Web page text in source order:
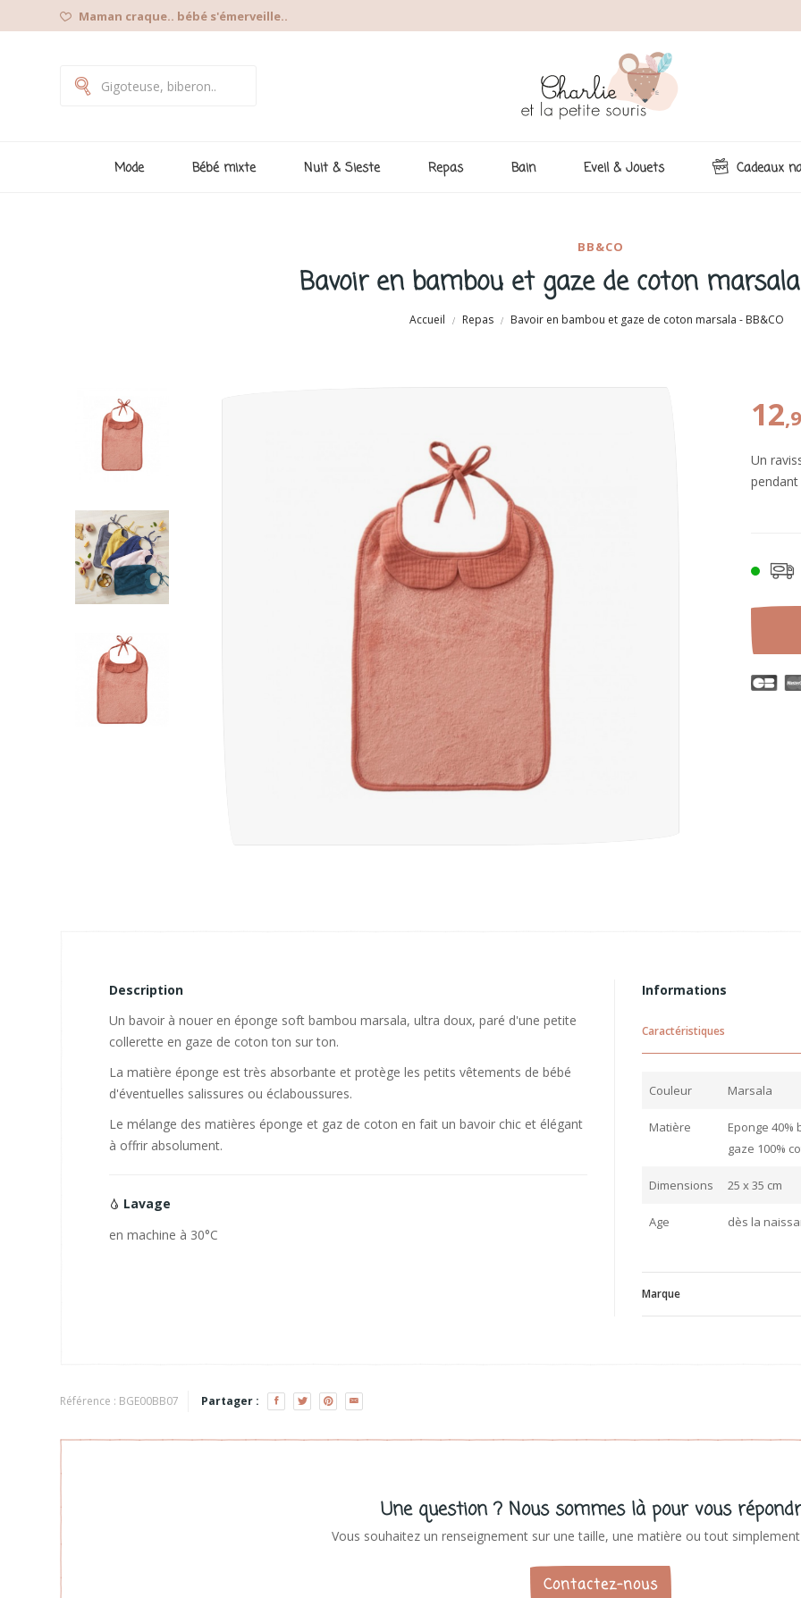
Maman craque.. bébé s'émerveille..
Mode Bébé mixte Nuit & Sieste Repas Bain Eveil & Jouets Cadeaux
BB&CO
Bavoir en bambou et gaze de coton
Accueil Repas Bavoir en bambou et gaze de coton marsala - BB&CO
12
Un
pendant
Description
Un bavoir à nouer en éponge soft bambou marsala, ultra doux, paré d'une petite
collerette en gaze de coton ton sur ton.
La matière éponge est très absorbante et protège les petits vêtements de bébé
d'éventuelles salissures ou éclaboussures.
Le mélange des matières éponge et gaz de coton en fait un bavoir chic et élégant
à offrir absolument.
Lavage
en machine à 30°C
Informations
Caractéristiques
Couleur Marsala
Matière
Eponge 40%
gaze 100%
Dimensions 25 x 35 cm
Age dès la
Marque
Référence : BGE00BB07 Partager :
Une question ? Nous sommes là pour vous
Vous souhaitez un renseignement sur une taille, une matière ou tout
Contactez-nous